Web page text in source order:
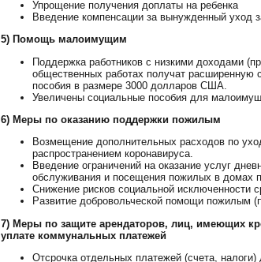
Упрощение получения доплаты на ребенка
Введение компенсации за вынужденный уход
5) Помощь малоимущим
Поддержка работников с низкими доходами
общественных работах получат расширенную
пособия в размере 3000 долларов США.
Увеличены социальные пособия для
6) Меры по оказанию поддержки пожилым
Возмещение дополнительных расходов по
распространением коронавируса.
Введение ограничений на оказание услуг
обслуживания и посещения пожилых в домах
Снижение рисков социальной исключенности
Развитие добровольческой помощи пожилым
7) Меры по защите арендаторов, лиц, имеющих
уплате коммунальных платежей
Отcрочка отдельных платежей (счета,